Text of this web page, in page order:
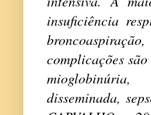
insuficiência
complicações
disseminada,